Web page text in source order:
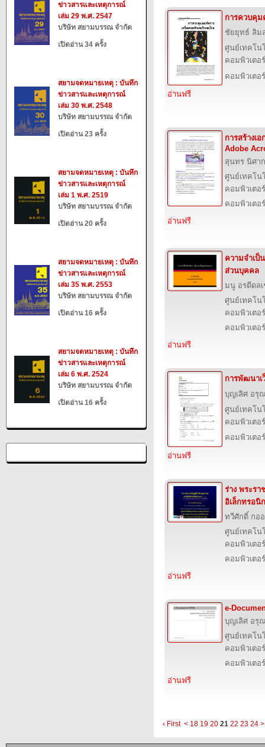
ข่าวสารและเหตุการณ์
เล่ม 29 พ.ศ. 2547
บริษัท สยามบรรณ จำกัด
เปิดอ่าน 34 ครั้ง
สยามจดหมายเหตุ : บันทึก
ข่าวสารและเหตุการณ์
เล่ม 30 พ.ศ. 2548
บริษัท สยามบรรณ จำกัด
เปิดอ่าน 23 ครั้ง
สยามจดหมายเหตุ : บันทึก
ข่าวสารและเหตุการณ์
เล่ม 1 พ.ศ. 2519
บริษัท สยามบรรณ จำกัด
เปิดอ่าน 20 ครั้ง
สยามจดหมายเหตุ : บันทึก
ข่าวสารและเหตุการณ์
เล่ม 35 พ.ศ. 2553
บริษัท สยามบรรณ จำกัด
เปิดอ่าน 16 ครั้ง
สยามจดหมายเหตุ : บันทึก
ข่าวสารและเหตุการณ์
เล่ม 6 พ.ศ. 2524
บริษัท สยามบรรณ จำกัด
เปิดอ่าน 16 ครั้ง
การควบคุม
ชัยยุทธ์ ลิม
ศูนย์เทคโน
คอมพิวเตอ
คอมพิวเตอร์
อ่านฟรี
การสร้างเ
Adobe
สุนทร นิศา
ศูนย์เทคโน
คอมพิวเตอ
คอมพิวเตอร์
อ่านฟรี
ความจำเป็
ส่วนบุคคล
มนู อรดีดล
ศูนย์เทคโน
คอมพิวเตอ
คอมพิวเตอร์
อ่านฟรี
การพัฒนาเ
บุญเลิศ อรุ
ศูนย์เทคโน
คอมพิวเตอ
คอมพิวเตอร์
อ่านฟรี
ร่าง พระร
อิเล็กทรอนิ
ทวีศักดิ์ กอ
ศูนย์เทคโน
คอมพิวเตอ
คอมพิวเตอร์
อ่านฟรี
e-
บุญเลิศ อรุ
ศูนย์เทคโน
คอมพิวเตอ
คอมพิวเตอร์
อ่านฟรี
‹ First < 18 19 20 21 22 23 24 >